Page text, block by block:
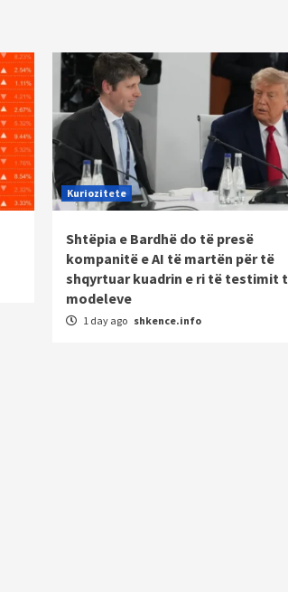
Kuriozitete
Shtëpia e Bardhë do të presë
kompanitë e AI të martën për të
shqyrtuar kuadrin e ri të testimit
modeleve
1 day ago shkence.info